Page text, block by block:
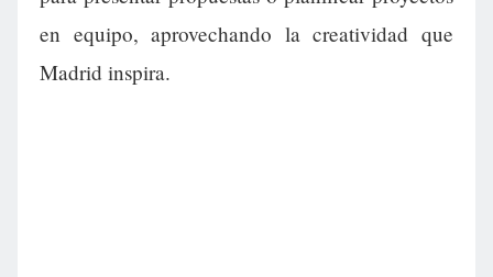
en equipo, aprovechando la creatividad que
Madrid inspira.